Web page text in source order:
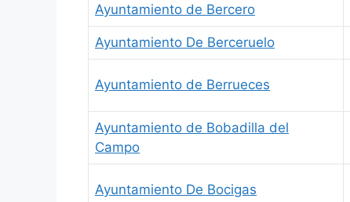
Ayuntamiento de Bercero
Ayuntamiento De Berceruelo
Ayuntamiento de Berrueces
Ayuntamiento de Bobadilla del
Campo
Ayuntamiento De Bocigas